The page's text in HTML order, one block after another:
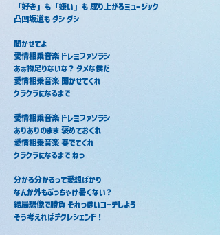
「好き」も「嫌い」も 成り上がるミュージック
凸凹坂道も ダシ ダシ
聞かせてよ
愛情相乗音楽 ドレミファソラシ
あぁ物足りないな？ ダメな僕だ
愛情相乗音楽 聞かせてくれ
クラクラになるまで
愛情相乗音楽 ドレミファソラシ
ありありのまま 褒めておくれ
愛情相乗音楽 奏でてくれ
クラクラになるまで ねっ
分かる分かるって愛想ばかり
なんか外もぶっちゃけ暑くない？
結局想像で勝負 それっぽいコーデしよう
そう考えればデクレシェンド！